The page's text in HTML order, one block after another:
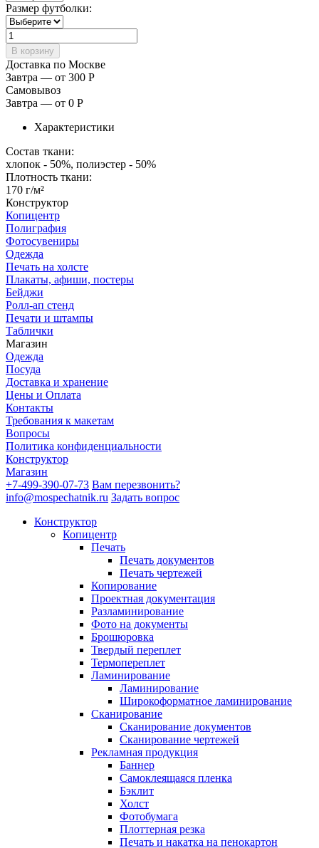
Размер футболки:
Доставка по Москве
Завтра — от 300 Р
Самовывоз
Завтра — от 0 Р
Характеристики
Состав ткани:
хлопок - 50%, полиэстер - 50%
Плотность ткани:
170 г/м²
Конструктор
Копицентр
Полиграфия
Фотосувениры
Одежда
Печать на холсте
Плакаты, афиши, постеры
Бейджи
Ролл-ап стенд
Печати и штампы
Таблички
Магазин
Одежда
Посуда
Доставка и хранение
Цены и Оплата
Контакты
Требования к макетам
Вопросы
Политика конфиденциальности
Конструктор
Магазин
+7-499-390-07-73 Вам перезвонить?
info@mospechatnik.ru Задать вопрос
Конструктор
Копицентр
Печать
Печать документов
Печать чертежей
Копирование
Проектная документация
Разламинирование
Фото на документы
Брошюровка
Твердый переплет
Термопереплет
Ламинирование
Ламинирование
Широкоформатное ламинирование
Сканирование
Сканирование документов
Сканирование чертежей
Рекламная продукция
Баннер
Самоклеящаяся пленка
Бэклит
Холст
Фотобумага
Плоттерная резка
Печать и накатка на пенокартон